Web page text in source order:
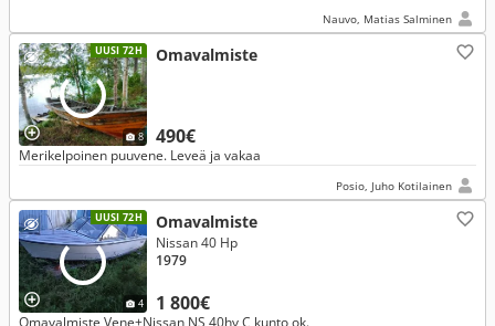
Nauvo, Matias Salminen
UUSI 72H
8
Omavalmiste
490€
Merikelpoinen puuvene. Leveä ja vakaa
Posio, Juho Kotilainen
UUSI 72H
4
Omavalmiste
1 800€
Nissan 40 Hp
1979
Omavalmiste Vene+Nissan NS 40hv C kunto ok.